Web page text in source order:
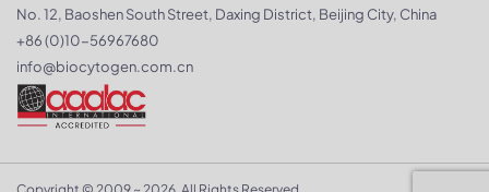
No. 12, Baoshen South Street, Daxing District, Beijing City, China
+86 (0)10-56967680
info@biocytogen.com.cn